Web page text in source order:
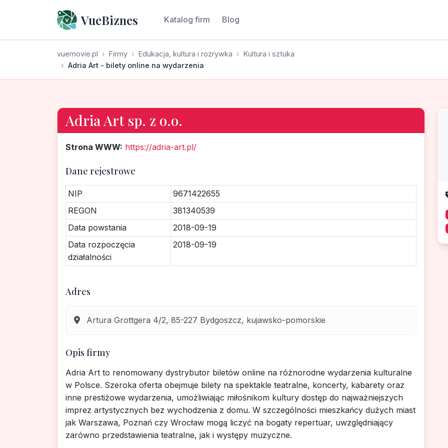
VueBiznes Katalog firm Blog
vuemovie.pl Firmy Edukacja, kultura i rozrywka
Kultura i sztuka
Adria Art - bilety online na wydarzenia
Adria Art sp. z o.o.
Strona WWW: https://adria-art.pl/
Dane rejestrowe
NIP
9671422655
REGON
381340539
Data powstania
2018-09-19
Data rozpoczęcia
działalności
2018-09-19
Adres
Artura Grottgera 4/2, 85-227 Bydgoszcz, kujawsko-pomorskie
Opis firmy
Adria Art to renomowany dystrybutor biletów online na różnorodne wydarzenia kulturalne
w Polsce. Szeroka oferta obejmuje bilety na spektakle teatralne, koncerty, kabarety oraz
inne prestiżowe wydarzenia, umożliwiając miłośnikom kultury dostęp do najważniejszych
imprez artystycznych bez wychodzenia z domu. W szczególności mieszkańcy dużych miast
jak Warszawa, Poznań czy Wrocław mogą liczyć na bogaty repertuar, uwzględniający
zarówno przedstawienia teatralne, jak i występy muzyczne.